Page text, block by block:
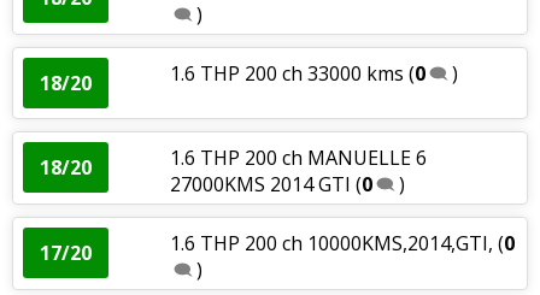
)
18/20 1.6 THP 200 ch 33000 kms (0 )
18/20
1.6 THP 200 ch MANUELLE 6
27000KMS 2014 GTI (0 )
17/20 1.6 THP 200 ch 10000KMS,2014,GTI, (0
)